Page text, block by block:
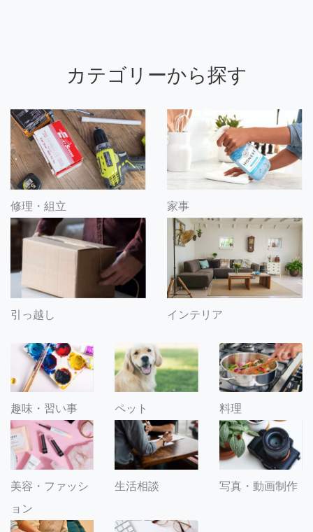
カテゴリーから探す
修理・組立 家事
引っ越し インテリア
趣味・習い事 ペット 料理
美容・ファッシ
ョン
生活相談 写真・動画制作